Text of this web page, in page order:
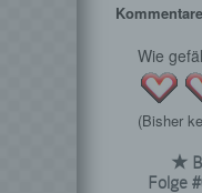
Kommentare
Wie
(Bisher
★
Folge